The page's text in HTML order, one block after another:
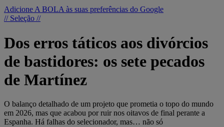
Adicione A BOLA às suas preferências do Google
// Seleção //
Dos erros táticos aos divórcios
de bastidores: os sete pecados
de Martínez
O balanço detalhado de um projeto que prometia o topo do mundo
em 2026, mas que acabou por ruir nos oitavos de final perante a
Espanha. Há falhas do selecionador, mas… não só